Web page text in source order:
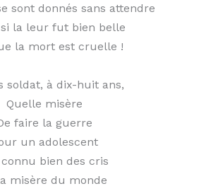
sont donnés sans attendre
la leur fut bien belle
la mort est cruelle !
soldat, à dix-huit ans,
Quelle misère
faire la guerre
un adolescent
connu bien des cris
misère du monde